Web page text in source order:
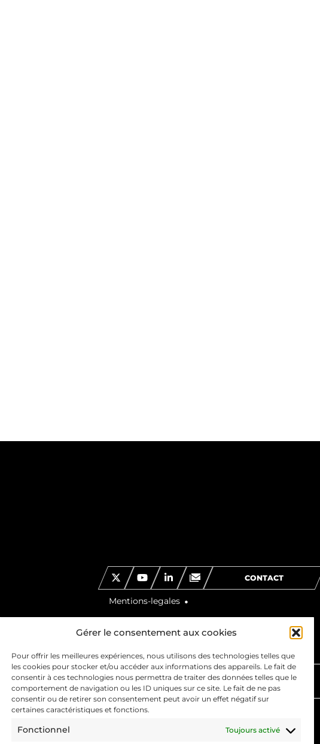
Gérer le consentement aux cookies
Pour offrir les meilleures expériences, nous utilisons des technologies telles que
les cookies pour stocker et/ou accéder aux informations des appareils. Le fait de
consentir à ces technologies nous permettra de traiter des données telles que le
comportement de navigation ou les ID uniques sur ce site. Le fait de ne pas
consentir ou de retirer son consentement peut avoir un effet négatif sur
certaines caractéristiques et fonctions.
Fonctionnel Toujours activé
CONTACT
Mentions-legales
NOUS REJOINDRE